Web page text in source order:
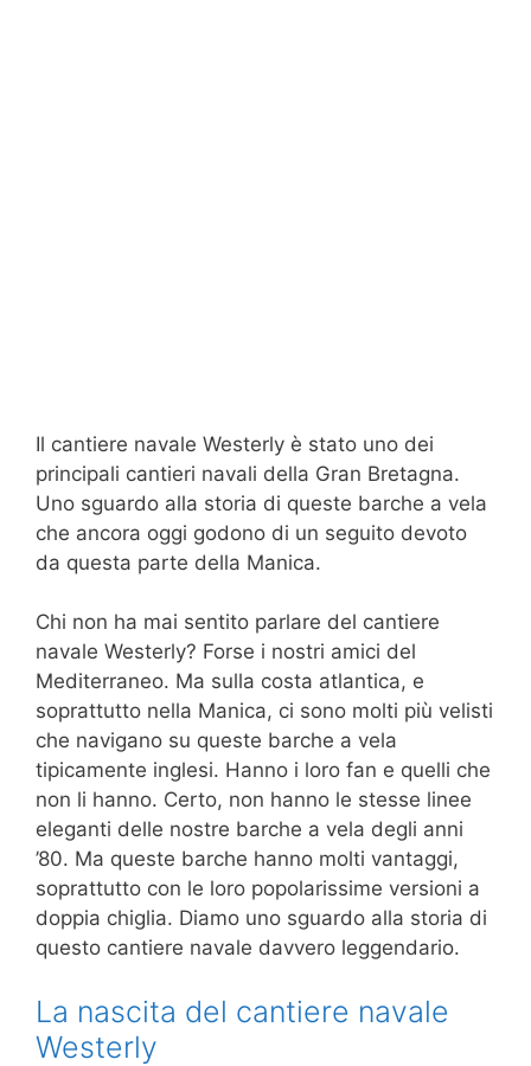
Il cantiere navale Westerly è stato uno dei
principali cantieri navali della Gran Bretagna.
Uno sguardo alla storia di queste barche a vela
che ancora oggi godono di un seguito devoto
da questa parte della Manica.
Chi non ha mai sentito parlare del cantiere
navale Westerly? Forse i nostri amici del
Mediterraneo. Ma sulla costa atlantica, e
soprattutto nella Manica, ci sono molti più velisti
che navigano su queste barche a vela
tipicamente inglesi. Hanno i loro fan e quelli che
non li hanno. Certo, non hanno le stesse linee
eleganti delle nostre barche a vela degli anni
’80. Ma queste barche hanno molti vantaggi,
soprattutto con le loro popolarissime versioni a
doppia chiglia. Diamo uno sguardo alla storia di
questo cantiere navale davvero leggendario.
La nascita del cantiere navale
Westerly